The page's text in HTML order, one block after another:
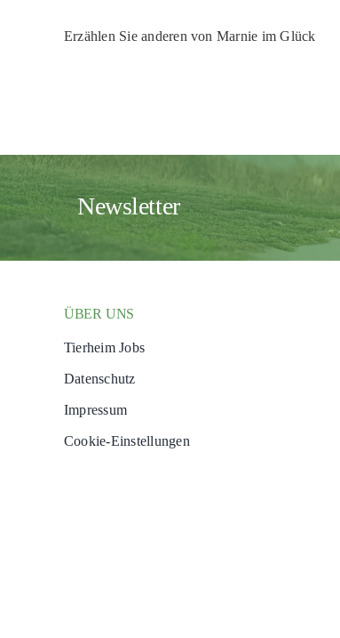
Erzählen Sie anderen von Marnie im Glück
Newsletter
ÜBER UNS
Tierheim Jobs
Datenschutz
Impressum
Cookie-Einstellungen